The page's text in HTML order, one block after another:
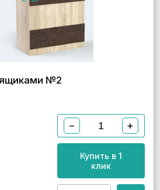
ящиками №2
− +
Купить в 1
клик